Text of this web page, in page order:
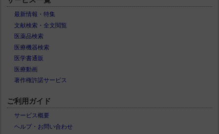
最新情報・特集
文献検索・全文閲覧
医薬品検索
医療機器検索
医学書通販
医療動画
著作権許諾サービス
ご利用ガイド
サービス概要
ヘルプ・お問い合わせ